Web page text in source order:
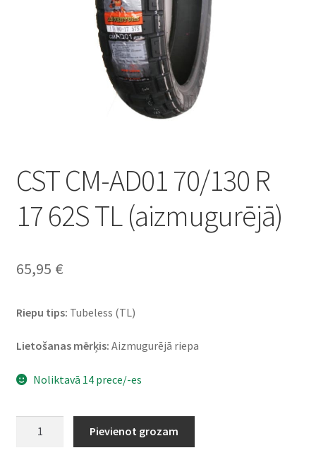
CST CM-AD01 70/130 R
17 62S TL (aizmugurējā)
65,95 €
Riepu tips: Tubeless (TL)
Lietošanas mērķis: Aizmugurējā riepa
Noliktavā 14 prece/-es
Pievienot grozam